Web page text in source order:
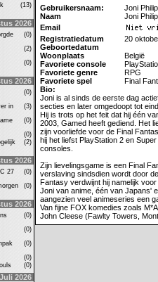
(13)
2026
(0)
(2)
(0)
2026
(0)
in
(3)
(0)
(0)
(2)
2026
27
(0)
(0)
2026
(0)
(0)
(0)
(0)
(0)
2026
Gebruikersnaam:
Joni
Naam
Joni
Email
Registratiedatum
20
Geboortedatum
Woonplaats
België
Favoriete console
Favoriete genre
RPG
Favoriete spel
Final
Bio:
Joni is al sinds de eerste dag
secties en later omgedoopt tot
Hij is trots op het feit dat hij één
2003, Gamed heeft gediend. Het
zijn voorliefde voor de Final
hij het liefst PlayStation 2 en
consoles.
Zijn lievelingsgame is een Final
verslaving sindsdien wordt door
Fantasy verdwijnt hij namelijk
Joni van anime, één van Japans'
aangezien veel animeseries een
Van fijne FOX komedies zoals
John Cleese (Fawlty Towers,